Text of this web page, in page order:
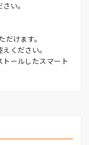
い。
だけます。
ください。
ールしたスマート